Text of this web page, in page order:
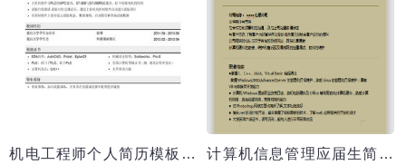
机电工程师个人简历模板（有荣誉奖励） 计算机信息管理应届生简历